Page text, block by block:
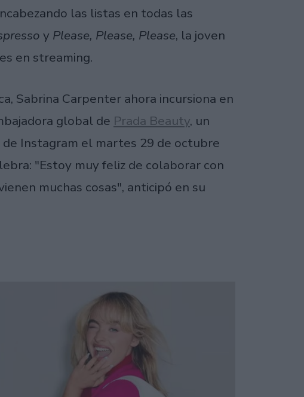
las listas en todas las
y Please, Please, Please, la joven
en streaming.
Sabrina Carpenter ahora incursiona en
global de Prada Beauty, un
de Instagram el martes 29 de octubre
"Estoy muy feliz de colaborar con
muchas cosas", anticipó en su